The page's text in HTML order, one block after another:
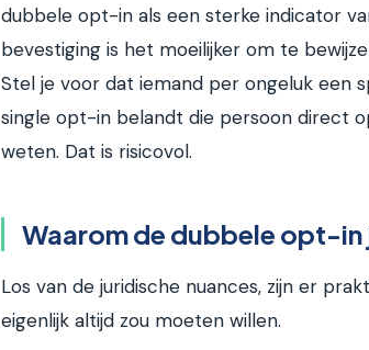
dubbele opt-in als een sterke indicator
bevestiging is het moeilijker om te
Stel je voor dat iemand per ongeluk
single opt-in belandt die persoon direct
weten. Dat is risicovol.
Waarom de dubbele opt-in
Los van de juridische nuances, zijn er
eigenlijk altijd zou moeten willen.